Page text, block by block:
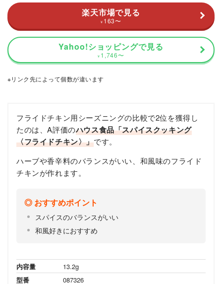
楽天市場で見る
¥ 163〜
Yahoo!ショッピングで見る
¥ 1,746〜
※リンク先によって個数が違います
フライドチキン用シーズニングの比較で2位を獲得し
たのは、A評価のハウス食品「スパイスクッキング
〈フライドチキン〉」です。
ハーブや香辛料のバランスがいい、和風味のフライド
チキンが作れます。
おすすめポイント
スパイスのバランスがいい
和風好きにおすすめ
内容量
13.2g
型番
087326